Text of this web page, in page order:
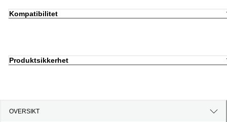
Kompatibilitet
Produktsikkerhet
OVERSIKT